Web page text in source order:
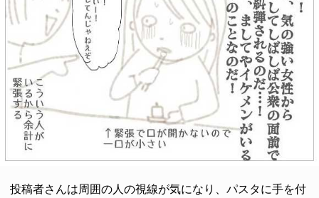
投稿者さんは周囲の人の視線が気になり、パスタに手を付